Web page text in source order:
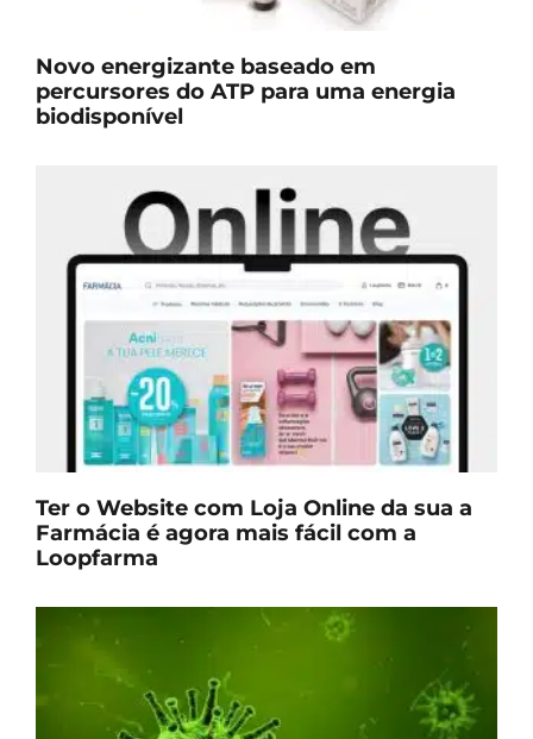
Novo energizante baseado em
percursores do ATP para uma energia
biodisponível
Ter o Website com Loja Online da sua a
Farmácia é agora mais fácil com a
Loopfarma